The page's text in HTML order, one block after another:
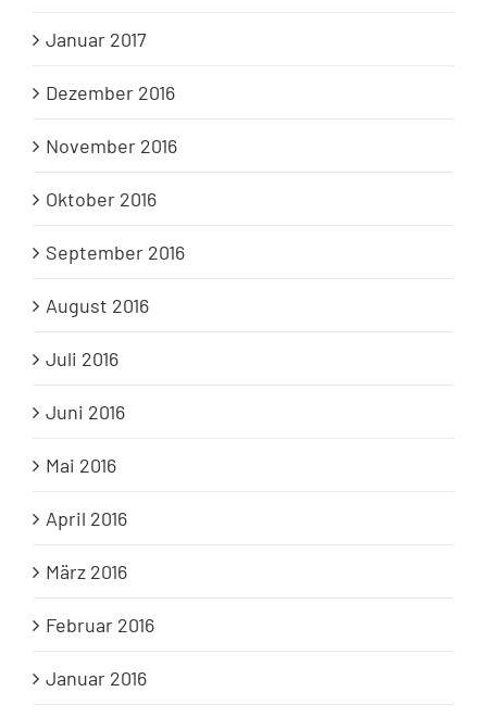
Januar 2017
Dezember 2016
November 2016
Oktober 2016
September 2016
August 2016
Juli 2016
Juni 2016
Mai 2016
April 2016
März 2016
Februar 2016
Januar 2016